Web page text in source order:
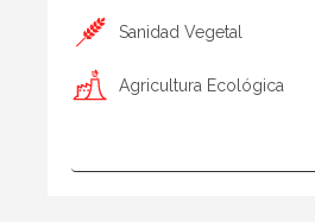
Sanidad Vegetal
Agricultura Ecológica